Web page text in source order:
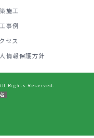
施工
事例
セス
情報保護方針
Rights Reserved.